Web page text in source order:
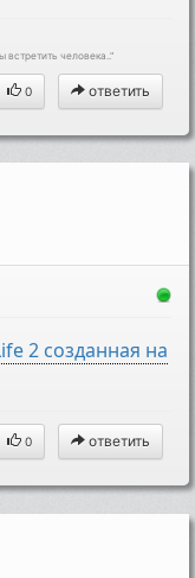
встретить человека.."
0 ответить
2 созданная на
0 ответить